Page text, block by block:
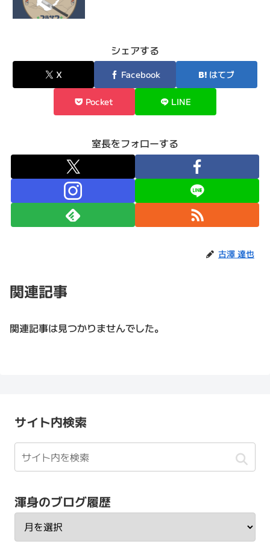
シェアする
X Facebook はてブ
Pocket LINE
室長をフォローする
古澤 達也
関連記事
関連記事は見つかりませんでした。
サイト内検索
渾身のブログ履歴